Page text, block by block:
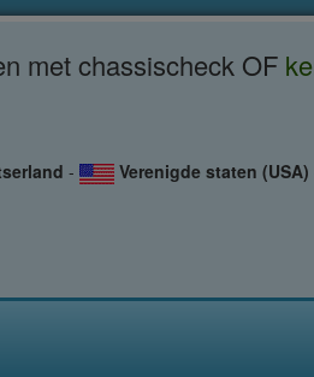
met chassischeck OF
- Verenigde staten (USA)